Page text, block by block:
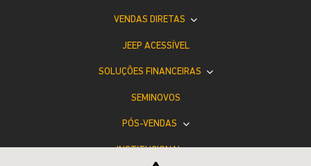
VENDAS DIRETAS
JEEP ACESSÍVEL
SOLUÇÕES FINANCEIRAS
SEMINOVOS
PÓS-VENDAS
INSTITUCIONAL